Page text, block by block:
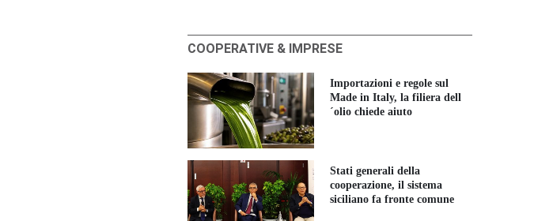
COOPERATIVE & IMPRESE
Importazioni e regole sul
Made in Italy, la filiera dell
´olio chiede aiuto
Stati generali della
cooperazione, il sistema
siciliano fa fronte comune